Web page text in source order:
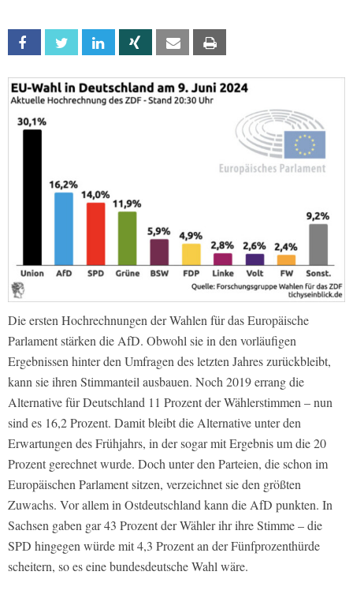
Facebook Twitter Linkedin Xing Email
Die ersten Hochrechnungen der Wahlen für das Europäische
Parlament stärken die AfD. Obwohl sie in den vorläufigen
Ergebnissen hinter den Umfragen des letzten Jahres zurückbleibt,
kann sie ihren Stimmanteil ausbauen. Noch 2019 errang die
Alternative für Deutschland 11 Prozent der Wählerstimmen – nun
sind es 16,2 Prozent. Damit bleibt die Alternative unter den
Erwartungen des Frühjahrs, in der sogar mit Ergebnis um die 20
Prozent gerechnet wurde. Doch unter den Parteien, die schon im
Europäischen Parlament sitzen, verzeichnet sie den größten
Zuwachs. Vor allem in Ostdeutschland kann die AfD punkten. In
Sachsen gaben gar 43 Prozent der Wähler ihr ihre Stimme – die
SPD hingegen würde mit 4,3 Prozent an der Fünfprozenthürde
scheitern, so es eine bundesdeutsche Wahl wäre.